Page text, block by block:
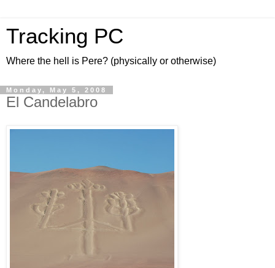
Tracking PC
Where the hell is Pere? (physically or otherwise)
Monday, May 5, 2008
El Candelabro